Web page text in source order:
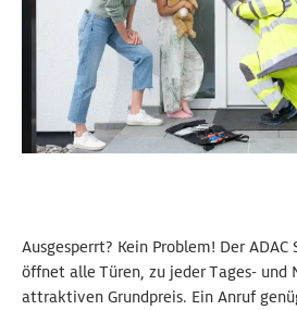
Ausgesperrt? Kein Problem! Der
öffnet alle Türen, zu jeder Tages- und
attraktiven Grundpreis. Ein Anruf